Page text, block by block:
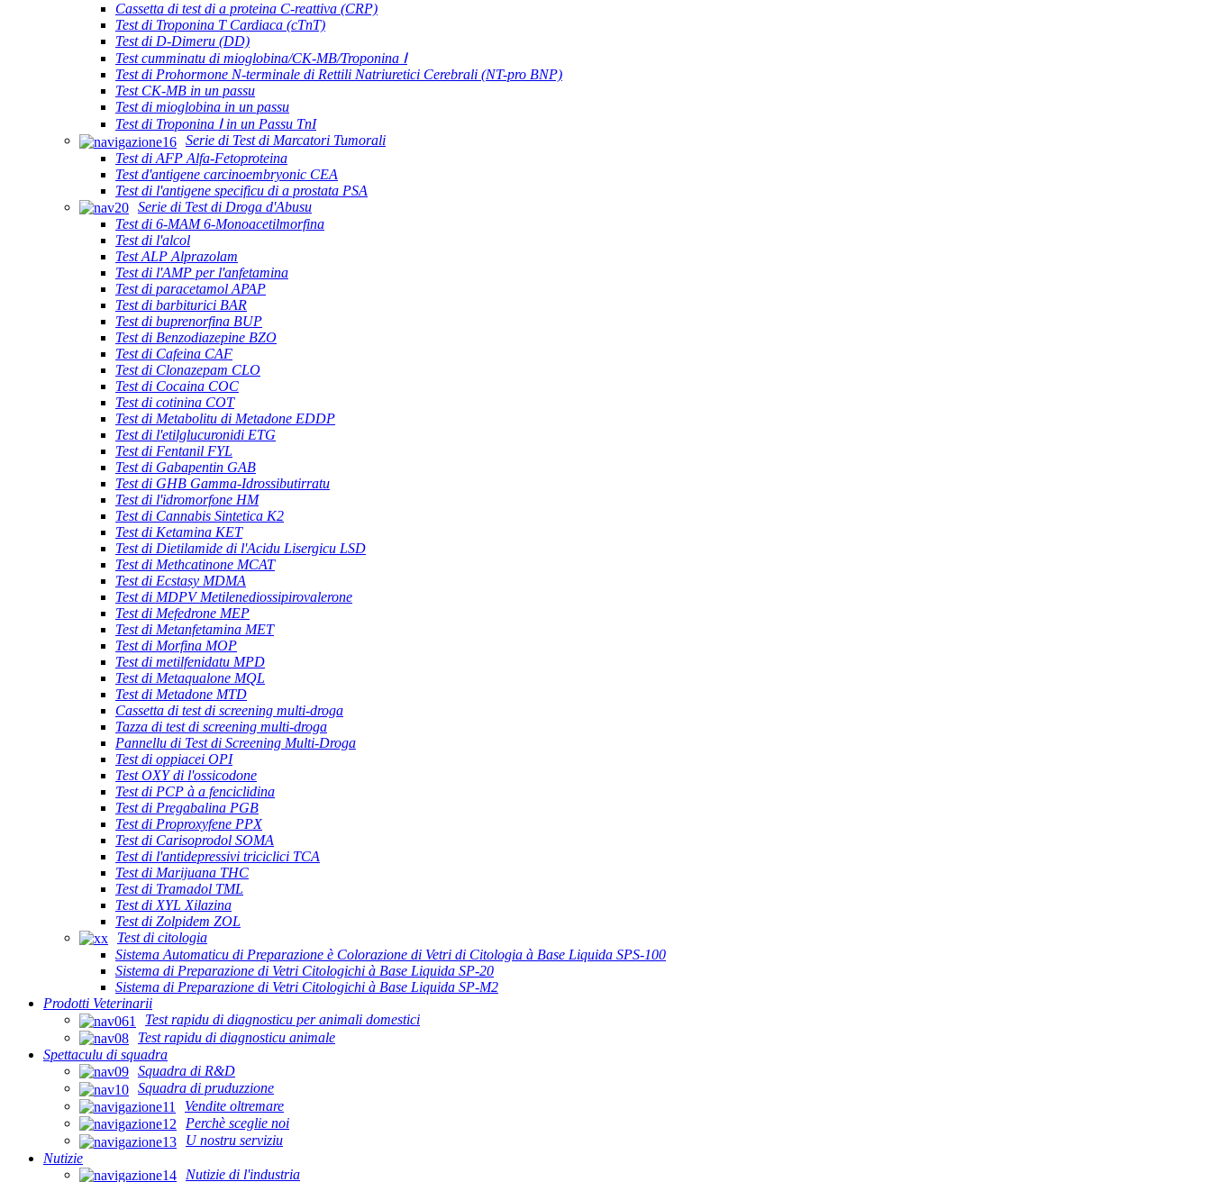
Cassetta di test di a proteina C-reattiva (CRP)
Test di Troponina T Cardiaca (cTnT)
Test di D-Dimeru (DD)
Test cumminatu di mioglobina/CK-MB/Troponina Ⅰ
Test di Prohormone N-terminale di Rettili Natriuretici Cerebrali (NT-pro BNP)
Test CK-MB in un passu
Test di mioglobina in un passu
Test di Troponina Ⅰ in un Passu TnI
Serie di Test di Marcatori Tumorali
Test di AFP Alfa-Fetoproteina
Test d'antigene carcinoembryonic CEA
Test di l'antigene specificu di a prostata PSA
Serie di Test di Droga d'Abusu
Test di 6-MAM 6-Monoacetilmorfina
Test di l'alcol
Test ALP Alprazolam
Test di l'AMP per l'anfetamina
Test di paracetamol APAP
Test di barbiturici BAR
Test di buprenorfina BUP
Test di Benzodiazepine BZO
Test di Cafeina CAF
Test di Clonazepam CLO
Test di Cocaina COC
Test di cotinina COT
Test di Metabolitu di Metadone EDDP
Test di l'etilglucuronidi ETG
Test di Fentanil FYL
Test di Gabapentin GAB
Test di GHB Gamma-Idrossibutirratu
Test di l'idromorfone HM
Test di Cannabis Sintetica K2
Test di Ketamina KET
Test di Dietilamide di l'Acidu Lisergicu LSD
Test di Methcatinone MCAT
Test di Ecstasy MDMA
Test di MDPV Metilenediossipirovalerone
Test di Mefedrone MEP
Test di Metanfetamina MET
Test di Morfina MOP
Test di metilfenidatu MPD
Test di Metaqualone MQL
Test di Metadone MTD
Cassetta di test di screening multi-droga
Tazza di test di screening multi-droga
Pannellu di Test di Screening Multi-Droga
Test di oppiacei OPI
Test OXY di l'ossicodone
Test di PCP à a fenciclidina
Test di Pregabalina PGB
Test di Proproxyfene PPX
Test di Carisoprodol SOMA
Test di l'antidepressivi triciclici TCA
Test di Marijuana THC
Test di Tramadol TML
Test di XYL Xilazina
Test di Zolpidem ZOL
Test di citologia
Sistema Automaticu di Preparazione è Colorazione di Vetri di Citologia à Base Liquida SPS-100
Sistema di Preparazione di Vetri Citologichi à Base Liquida SP-20
Sistema di Preparazione di Vetri Citologichi à Base Liquida SP-M2
Prodotti Veterinarii
Test rapidu di diagnosticu per animali domestici
Test rapidu di diagnosticu animale
Spettaculu di squadra
Squadra di R&D
Squadra di pruduzzione
Vendite oltremare
Perchè sceglie noi
U nostru serviziu
Nutizie
Nutizie di l'industria